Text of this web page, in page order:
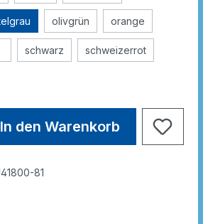
olivgrün orange
schwarz schweizerrot
In den Warenkorb
81